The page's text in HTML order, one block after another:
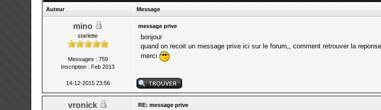
Auteur Message
mino
starlette
Messages : 759
Inscription : Feb 2013
message prive
bonjour
quand on recoit un message prive ici sur le forum,, comment retrouver la
merci
14-12-2015 23:56
vronick RE: message prive